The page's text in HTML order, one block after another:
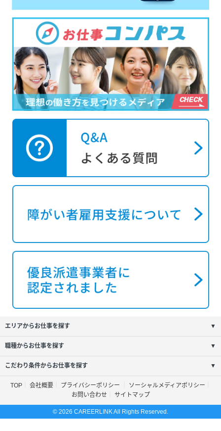
エリアからお仕事を探す ▼
職種からお仕事を探す ▼
こだわり条件からお仕事を探す ▼
TOP 会社概要 プライバシーポリシー
ソーシャルメディアポリシー
お問い合わせ
サイトマップ
© 2026 CAREERLINK All Rights Reserved.